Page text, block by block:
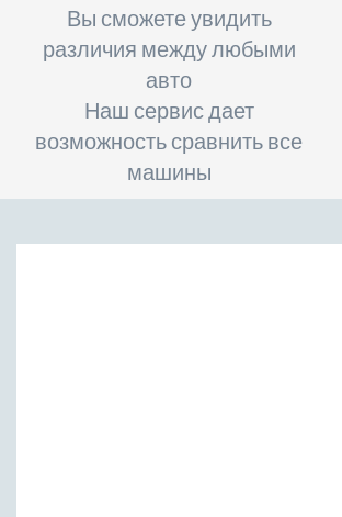
Вы сможете увидить
различия между любыми
авто
Наш сервис дает
возможность сравнить все
машины